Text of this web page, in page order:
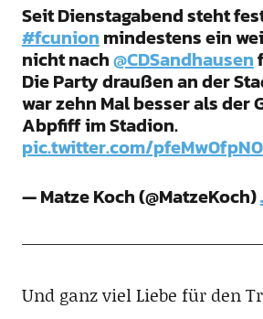
Seit Dienstagabend steht
#fcunion mindestens ein
nicht nach@CDSandhausen
Die Party draußen an der
war zehn Mal besser als der
Abpfiff im Stadion.
pic.twitter.com/pfeMw0fpN0
— Matze Koch (@MatzeKoch)
Und ganz viel Liebe für den